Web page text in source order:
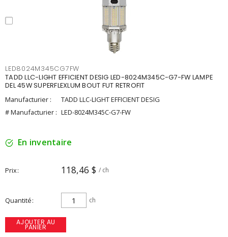
LED8024M345CG7FW
TADD LLC-LIGHT EFFICIENT DESIG LED-8024M345C-G7-FW LAMPE
DEL 45W SUPERFLEXLUM BOUT FUT RETROFIT
Manufacturier :
TADD LLC-LIGHT EFFICIENT DESIG
# Manufacturier : LED-8024M345C-G7-FW
En inventaire
Prix 118,46 $ / ch
Quantité ch
AJOUTER AU
PANIER